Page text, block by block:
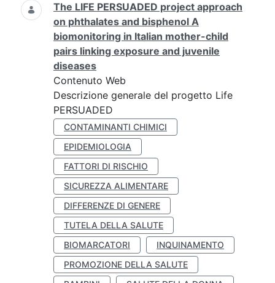
The LIFE PERSUADED project approach
on phthalates and bisphenol A
biomonitoring in Italian mother-child
pairs linking exposure and juvenile
diseases
Contenuto Web
Descrizione generale del progetto Life
PERSUADED
CONTAMINANTI CHIMICI
EPIDEMIOLOGIA
FATTORI DI RISCHIO
SICUREZZA ALIMENTARE
DIFFERENZE DI GENERE
TUTELA DELLA SALUTE
BIOMARCATORI
INQUINAMENTO
PROMOZIONE DELLA SALUTE